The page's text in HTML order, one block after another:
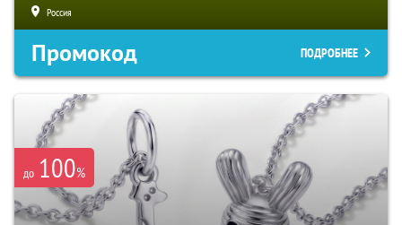
Россия
Промокод ПОДРОБНЕЕ
до 100%